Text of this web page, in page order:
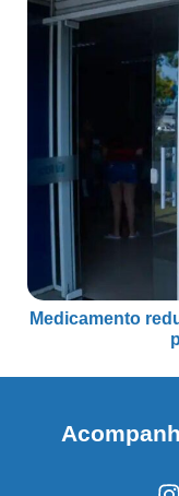
Medicamento